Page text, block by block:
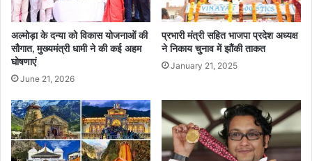
अल्मोड़ा के दन्या को विकास योजनाओं की
सौगात, मुख्यमंत्री धामी ने की कई अहम
घोषणाएं
June 21, 2026
प्रभारी मंत्री सहित भाजपा प्रदेश अध्यक्ष
ने निकाय चुनाव में झौंकी ताकत
January 21, 2025